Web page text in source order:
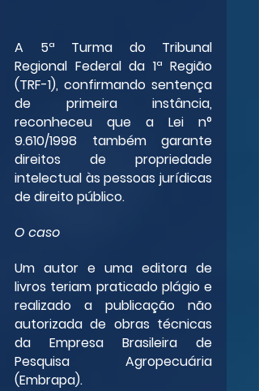
A 5ª Turma do Tribunal
Regional Federal da 1ª Região
(TRF-1), confirmando sentença
de primeira instância,
reconheceu que a Lei n°
9.610/1998 também garante
direitos de propriedade
intelectual às pessoas jurídicas
de direito público.
O caso
Um autor e uma editora de
livros teriam praticado plágio e
realizado a publicação não
autorizada de obras técnicas
da Empresa Brasileira de
Pesquisa Agropecuária
(Embrapa).